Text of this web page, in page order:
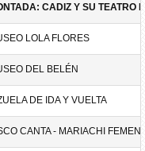
CADIZ Y SU TEATRO
LOLA FLORES
DEL BELÉN
DE IDA Y VUELTA
CANTA - MARIACHI